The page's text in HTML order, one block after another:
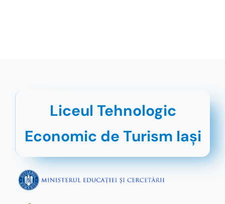
Liceul Tehnologic
Economic de Turism Iaşi